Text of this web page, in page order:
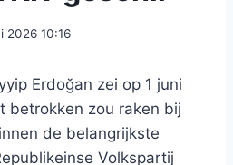
2026 10:16
Erdoğan zei op 1 juni
betrokken zou raken bij
de belangrijkste
Volkspartij